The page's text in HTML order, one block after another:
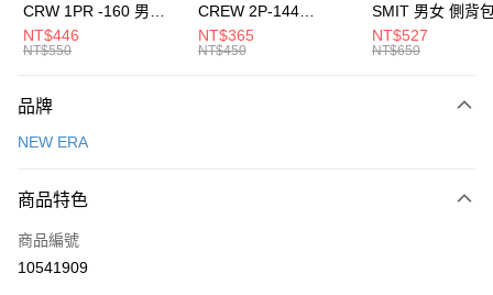
元大商業銀行
台灣樂天信用卡公司
全盈+PAY
AFTEE先享後付
【關於「AFTEE先享後付」】
便利好安心！
３．安心：先確認商品／服務後，再付款。
【「AFTEE先享後付」結帳流程】
１．於結帳方式選擇「AFTEE先享後付」後，將跳轉至「AFTEE先享後付」
運送方式
每筆NT$100，滿NT$1,500(含以上)免運費
宅配
每筆NT$100，滿NT$1,500(含以上)免運費
CRW 1PR -160 男女
中統襪 FZ3393100
NT$446
NT$550
CREW 2P-144
EMBRDY 男女 短統襪
FZ3073133
NT$365
NT$450
SMIT 男女 側背
BA5871010
NT$527
NT$650
品牌
NEW ERA
商品特色
商品編號
10541909